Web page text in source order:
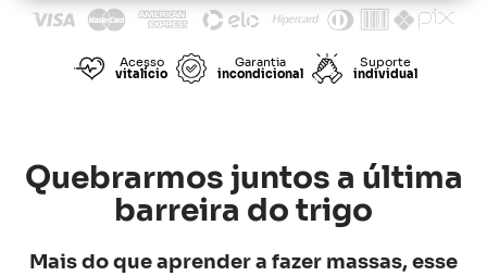
Acesso
vitalício
Garantia
incondicional
Suporte
individual
Quebrarmos juntos a última
barreira do trigo
Mais do que aprender a fazer massas, esse